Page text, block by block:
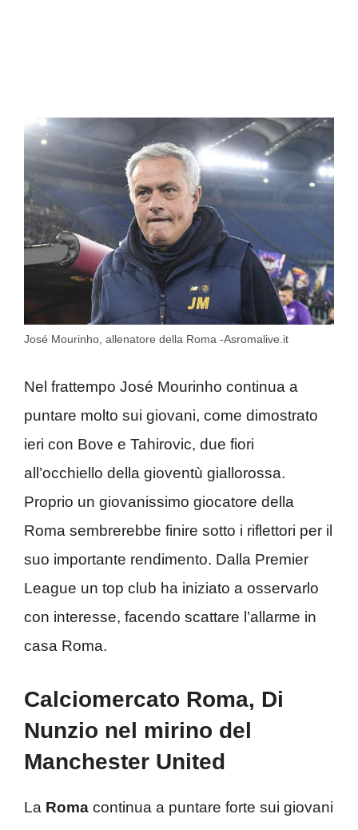
José Mourinho, allenatore della Roma -Asromalive.it
Nel frattempo José Mourinho continua a
puntare molto sui giovani, come dimostrato
ieri con Bove e Tahirovic, due fiori
all’occhiello della gioventù giallorossa.
Proprio un giovanissimo giocatore della
Roma sembrerebbe finire sotto i riflettori per il
suo importante rendimento. Dalla Premier
League un top club ha iniziato a osservarlo
con interesse, facendo scattare l’allarme in
casa Roma.
Calciomercato Roma, Di
Nunzio nel mirino del
Manchester United
La Roma continua a puntare forte sui giovani